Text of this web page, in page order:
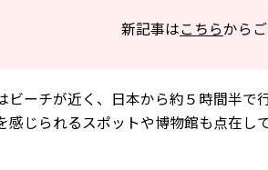
新記事はこちらから
ーチが近く、日本から約５時間半で
感じられるスポットや博物館も点在